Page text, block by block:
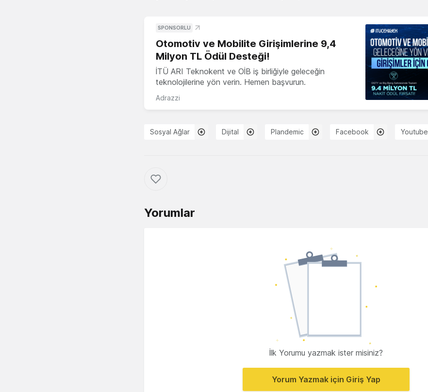
SPONSORLU
Otomotiv ve Mobilite Girişimlerine 9,4
Milyon TL Ödül Desteği!
İTÜ ARI Teknokent ve OİB iş birliğiyle geleceğin
teknolojilerine yön verin. Hemen başvurun.
Adrazzi
Sosyal Ağlar Dijital Plandemic Facebook Youtube
Yorumlar
İlk Yorumu yazmak ister misiniz?
Yorum Yazmak için Giriş Yap